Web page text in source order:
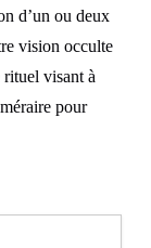
d’un ou deux
vision occulte
rituel visant à
pour